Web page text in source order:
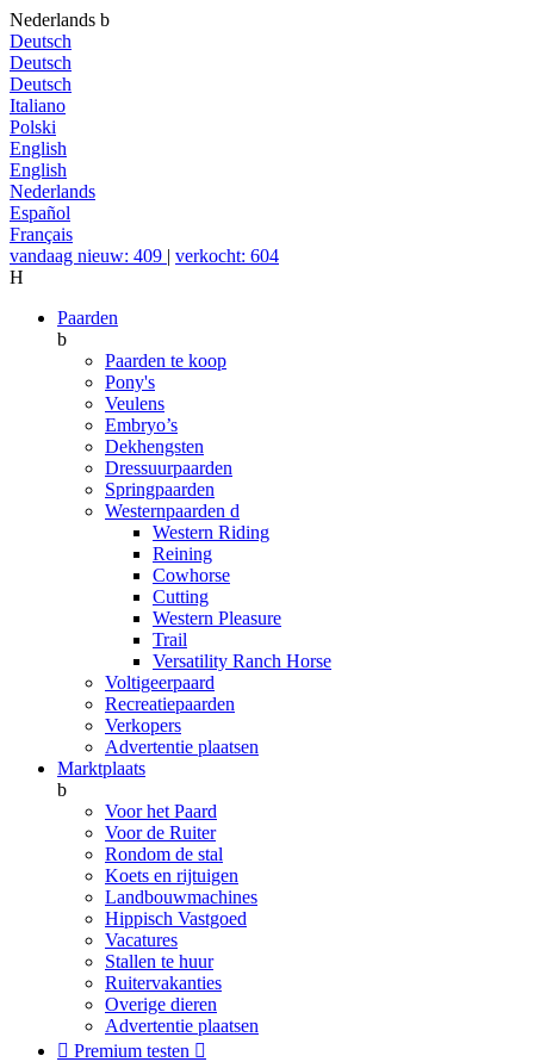
Nederlands b
Deutsch
Deutsch
Deutsch
Italiano
Polski
English
English
Nederlands
Español
Français
vandaag nieuw: 409 | verkocht: 604
H
Paarden
b
Paarden te koop
Pony's
Veulens
Embryo’s
Dekhengsten
Dressuurpaarden
Springpaarden
Westernpaarden d
Western Riding
Reining
Cowhorse
Cutting
Western Pleasure
Trail
Versatility Ranch Horse
Voltigeerpaard
Recreatiepaarden
Verkopers
Advertentie plaatsen
Marktplaats
b
Voor het Paard
Voor de Ruiter
Rondom de stal
Koets en rijtuigen
Landbouwmachines
Hippisch Vastgoed
Vacatures
Stallen te huur
Ruitervakanties
Overige dieren
Advertentie plaatsen
 Premium testen 